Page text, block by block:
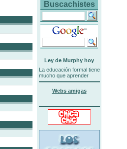
Buscachistes
Ley de Murphy hoy
La educación formal tiene
mucho que aprender
Webs amigas